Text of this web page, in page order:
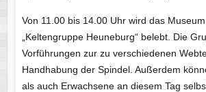
Von 11.00 bis 14.00 Uhr wird das
„Keltengruppe Heuneburg“ belebt. Die
Vorführungen zur zu verschiedenen
Handhabung der Spindel. Außerdem
als auch Erwachsene an diesem Tag